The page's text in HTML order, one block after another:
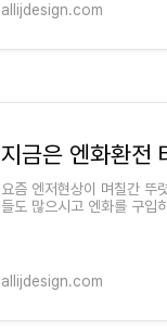
allijdesign.com
지금은 엔화환전
요즘 엔저현상이 며칠간 뚜
들도 많으시고 엔화를 구입
allijdesign.com